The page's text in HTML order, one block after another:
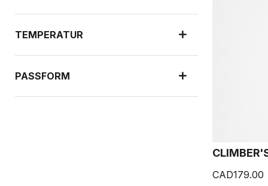
TEMPERATUR
PASSFORM
CAD179.00